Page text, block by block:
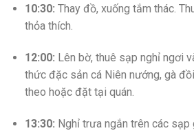
10:30: Thay đồ, xuống tắm thác.
thỏa thích.
12:00: Lên bờ, thuê sạp nghỉ ngơi
thức đặc sản cá Niên nướng, gà
theo hoặc đặt tại quán.
13:30: Nghỉ trưa ngắn trên các sạp